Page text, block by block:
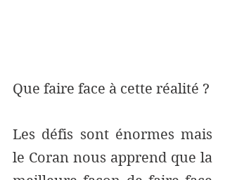
Les défis sont énormes mais
le Coran nous apprend que la